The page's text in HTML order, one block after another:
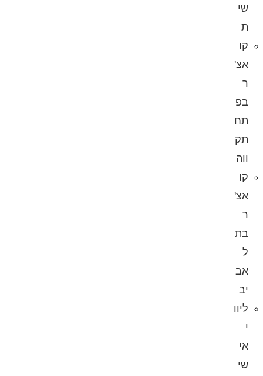
שי
ת
קו
אצ'
ר
בפ
תח
תק
ווה
קו
אצ'
ר
בת
ל
אב
יב
ליוו
י
אי
שי